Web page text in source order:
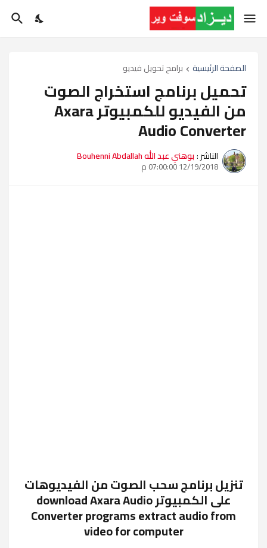
الصفحة الرئيسية برامج تحويل فيديو
تحميل برنامج استخراج الصوت
من الفيديو للكمبيوتر Axara
Audio Converter
الناشر :بوهني عبد الله Bouhenni Abdallah
12/19/2018 07:00:00 م
تنزيل برنامج سحب الصوت من الفيديوهات
على الكمبيوتر download Axara Audio
Converter programs extract audio from
video for computer